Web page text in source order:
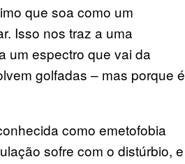
que soa como um
Isso nos traz a uma
um espectro que vai da
golfadas – mas porque é
como emetofobia
sofre com o distúrbio, e